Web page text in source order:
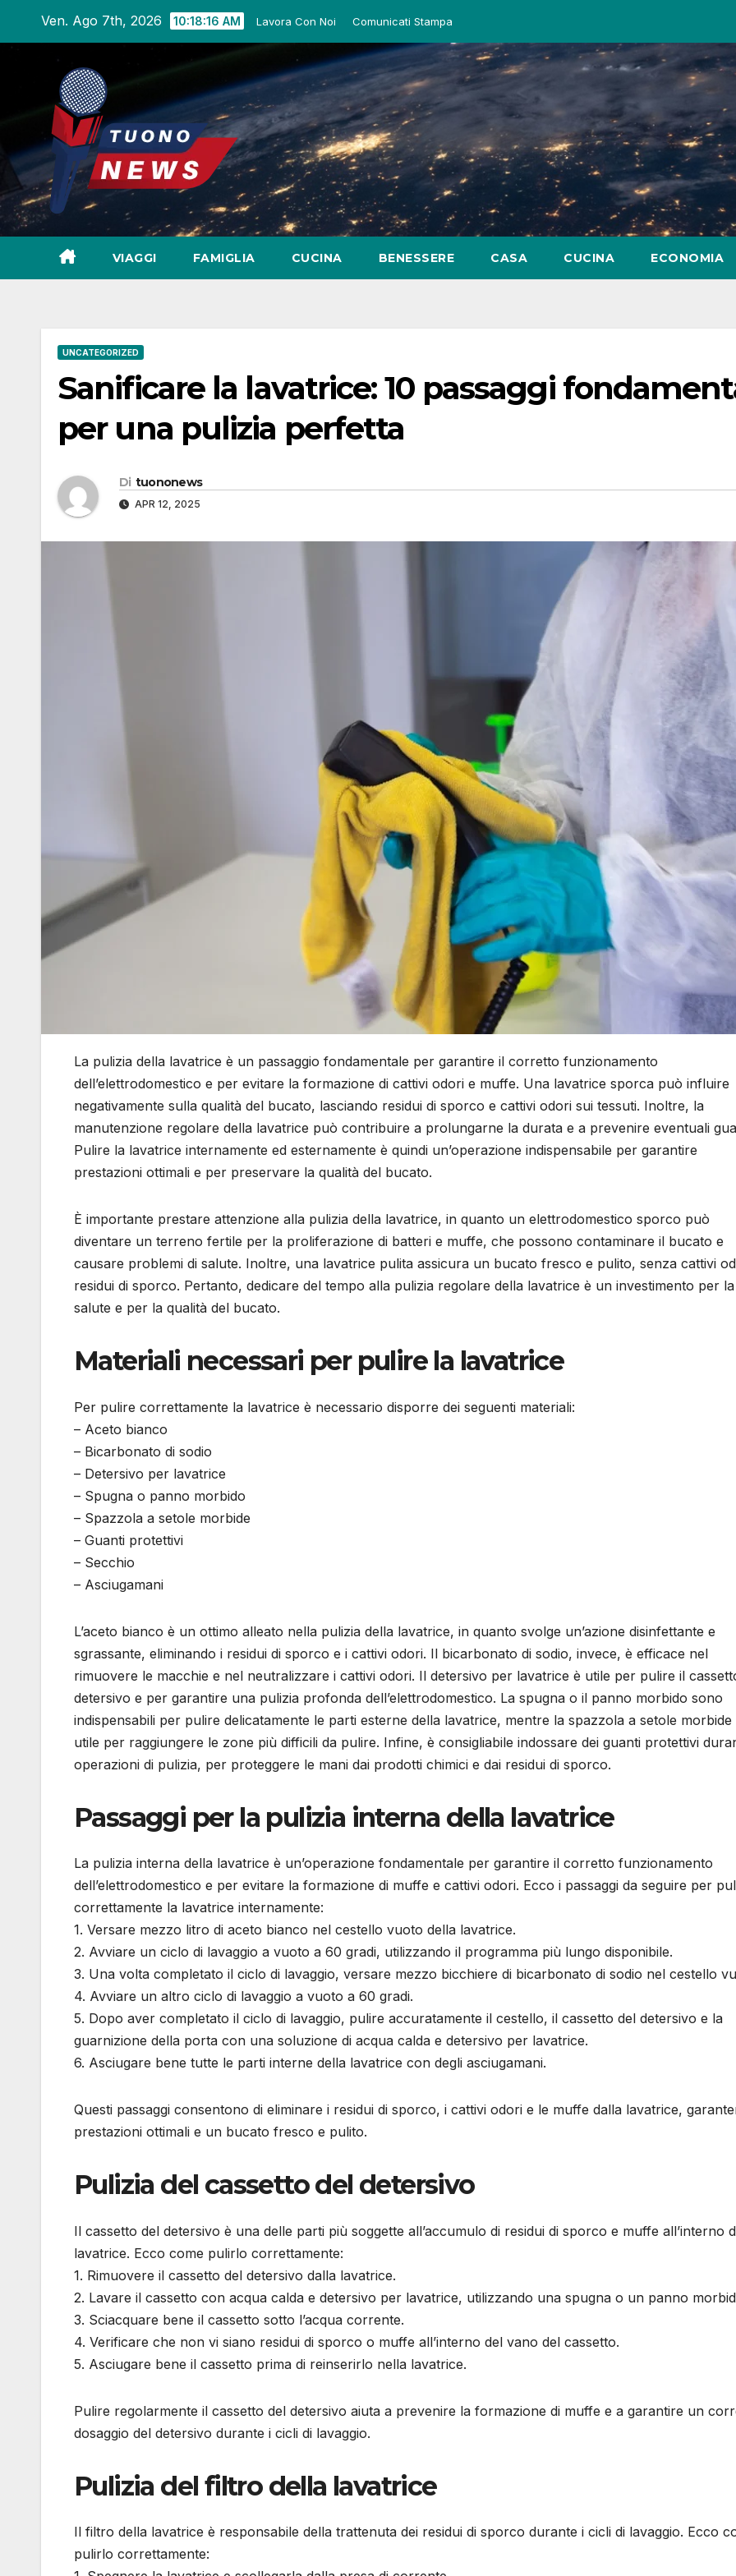
contenuto
Ven. Ago 7th, 2026 10:18:17 AM Lavora Con Noi Comunicati Stampa
VIAGGI FAMIGLIA CUCINA BENESSERE CASA CUCINA ECONOMIA
UNCATEGORIZED
Sanificare la lavatrice: 10 passaggi
per una pulizia perfetta
Di tuononews
APR 12, 2025
La pulizia della lavatrice è un passaggio fondamentale per garantire il corretto funzionamento
dell’elettrodomestico e per evitare la formazione di cattivi odori e muffe. Una lavatrice sporca può influire
negativamente sulla qualità del bucato, lasciando residui di sporco e cattivi odori sui tessuti. Inoltre, la
manutenzione regolare della lavatrice può contribuire a prolungarne la durata e a prevenire eventuali
Pulire la lavatrice internamente ed esternamente è quindi un’operazione indispensabile per garantire
prestazioni ottimali e per preservare la qualità del bucato.
È importante prestare attenzione alla pulizia della lavatrice, in quanto un elettrodomestico sporco può
diventare un terreno fertile per la proliferazione di batteri e muffe, che possono contaminare il bucato e
causare problemi di salute. Inoltre, una lavatrice pulita assicura un bucato fresco e pulito, senza cattivi
residui di sporco. Pertanto, dedicare del tempo alla pulizia regolare della lavatrice è un investimento per la
salute e per la qualità del bucato.
Materiali necessari per pulire la lavatrice
Per pulire correttamente la lavatrice è necessario disporre dei seguenti materiali:
– Aceto bianco
– Bicarbonato di sodio
– Detersivo per lavatrice
– Spugna o panno morbido
– Spazzola a setole morbide
– Guanti protettivi
– Secchio
– Asciugamani
L’aceto bianco è un ottimo alleato nella pulizia della lavatrice, in quanto svolge un’azione disinfettante e
sgrassante, eliminando i residui di sporco e i cattivi odori. Il bicarbonato di sodio, invece, è efficace nel
rimuovere le macchie e nel neutralizzare i cattivi odori. Il detersivo per lavatrice è utile per pulire il
detersivo e per garantire una pulizia profonda dell’elettrodomestico. La spugna o il panno morbido sono
indispensabili per pulire delicatamente le parti esterne della lavatrice, mentre la spazzola a setole morbide
utile per raggiungere le zone più difficili da pulire. Infine, è consigliabile indossare dei guanti protettivi
operazioni di pulizia, per proteggere le mani dai prodotti chimici e dai residui di sporco.
Passaggi per la pulizia interna della lavatrice
La pulizia interna della lavatrice è un’operazione fondamentale per garantire il corretto funzionamento
dell’elettrodomestico e per evitare la formazione di muffe e cattivi odori. Ecco i passaggi da seguire per
correttamente la lavatrice internamente:
1. Versare mezzo litro di aceto bianco nel cestello vuoto della lavatrice.
2. Avviare un ciclo di lavaggio a vuoto a 60 gradi, utilizzando il programma più lungo disponibile.
3. Una volta completato il ciclo di lavaggio, versare mezzo bicchiere di bicarbonato di sodio nel cestello
4. Avviare un altro ciclo di lavaggio a vuoto a 60 gradi.
5. Dopo aver completato il ciclo di lavaggio, pulire accuratamente il cestello, il cassetto del detersivo e la
guarnizione della porta con una soluzione di acqua calda e detersivo per lavatrice.
6. Asciugare bene tutte le parti interne della lavatrice con degli asciugamani.
Questi passaggi consentono di eliminare i residui di sporco, i cattivi odori e le muffe dalla lavatrice,
prestazioni ottimali e un bucato fresco e pulito.
Pulizia del cassetto del detersivo
Il cassetto del detersivo è una delle parti più soggette all’accumulo di residui di sporco e muffe all’interno
lavatrice. Ecco come pulirlo correttamente:
1. Rimuovere il cassetto del detersivo dalla lavatrice.
2. Lavare il cassetto con acqua calda e detersivo per lavatrice, utilizzando una spugna o un panno
3. Sciacquare bene il cassetto sotto l’acqua corrente.
4. Verificare che non vi siano residui di sporco o muffe all’interno del vano del cassetto.
5. Asciugare bene il cassetto prima di reinserirlo nella lavatrice.
Pulire regolarmente il cassetto del detersivo aiuta a prevenire la formazione di muffe e a garantire un
dosaggio del detersivo durante i cicli di lavaggio.
Pulizia del filtro della lavatrice
Il filtro della lavatrice è responsabile della trattenuta dei residui di sporco durante i cicli di lavaggio. Ecco
pulirlo correttamente: